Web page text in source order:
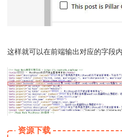
这样就可以在前端输出对应的字段
资源下载